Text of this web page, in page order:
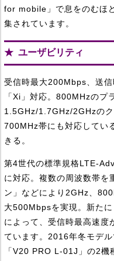
for mobile」で息をのむほ
集されています。
ユーザビリティ
受信時最大200Mbps、送
「Xi」対応。800MHzのプ
1.5GHz/1.7GHz/2GHzの
700MHz帯にも対応してい
きる。
第4世代の標準規格LTE-
に対応。複数の周波数帯を
ン」などにより2GHz、
大500Mbpsを実現。新た
によって、受信時最高速
ています。2016年冬モデ
「V20 PRO L-01J」の2機